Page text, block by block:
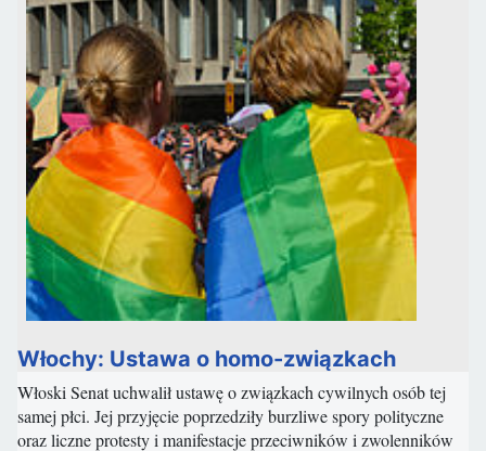
Włochy: Ustawa o homo-związkach
Włoski Senat uchwalił ustawę o związkach cywilnych osób tej
samej płci. Jej przyjęcie poprzedziły burzliwe spory polityczne
oraz liczne protesty i manifestacje przeciwników i zwolenników